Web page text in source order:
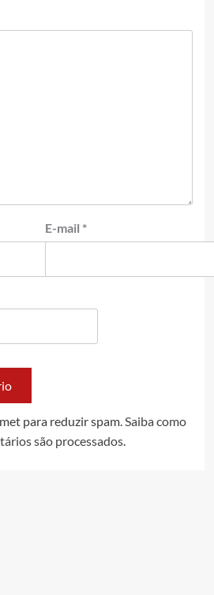
E-mail *
para reduzir spam.Saiba como
são processados.